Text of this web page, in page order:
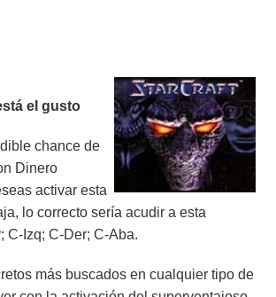
el gusto
chance de
Dinero
activar esta
lo correcto sería acudir a esta
C-Izq; C-Der; C-Aba.
más buscados en cualquier tipo de